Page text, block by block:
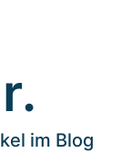
im Blog